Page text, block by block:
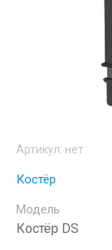
Артикул: нет
Костёр
Модель
Костёр DS